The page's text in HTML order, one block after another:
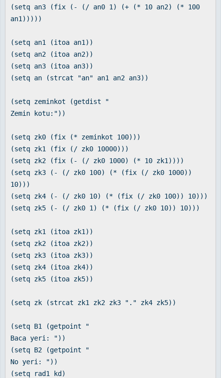
(setq an3 (fix (- (/ an0 1) (+ (* 10 an2) (* 100
an1)))))
(setq an1 (itoa an1))
(setq an2 (itoa an2))
(setq an3 (itoa an3))
(setq an (strcat "an" an1 an2 an3))
(setq zeminkot (getdist "
Zemin kotu:"))
(setq zk0 (fix (* zeminkot 100)))
(setq zk1 (fix (/ zk0 10000)))
(setq zk2 (fix (- (/ zk0 1000) (* 10 zk1))))
(setq zk3 (- (/ zk0 100) (* (fix (/ zk0 1000))
10)))
(setq zk4 (- (/ zk0 10) (* (fix (/ zk0 100)) 10)))
(setq zk5 (- (/ zk0 1) (* (fix (/ zk0 10)) 10)))
(setq zk1 (itoa zk1))
(setq zk2 (itoa zk2))
(setq zk3 (itoa zk3))
(setq zk4 (itoa zk4))
(setq zk5 (itoa zk5))
(setq zk (strcat zk1 zk2 zk3 "." zk4 zk5))
(setq B1 (getpoint "
Baca yeri: "))
(setq B2 (getpoint "
No yeri: "))
(setq rad1 kd)